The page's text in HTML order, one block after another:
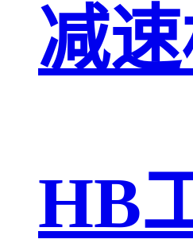
减
HB